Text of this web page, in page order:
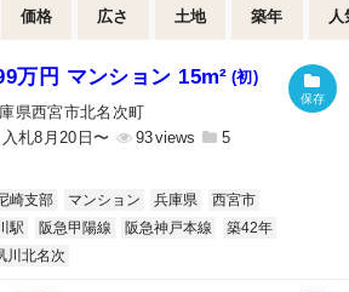
価格 広さ 土地 築年 人
万円 マンション 15m² (初)
県西宮市北名次町
入札8月20日〜
93 5
崎支部 マンション 兵庫県
西宮市
駅 阪急甲陽線 阪急神戸本線
築42年
川北名次